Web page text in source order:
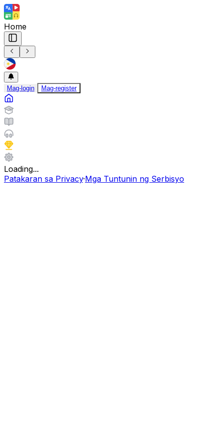
Home
Mag-login Mag-register
Loading...
Patakaran sa Privacy·Mga Tuntunin ng Serbisyo